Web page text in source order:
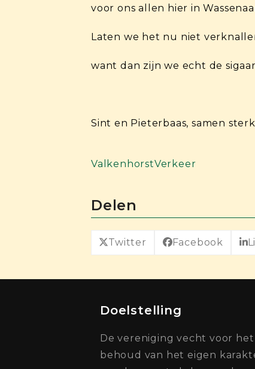
voor ons allen hier in
Laten we het nu niet
want dan zijn we echt de
Sint en Pieterbaas, samen
ValkenhorstVerkeer
Delen
Twitter Facebook
Doelstelling
De vereniging vecht voor het
behoud van het eigen